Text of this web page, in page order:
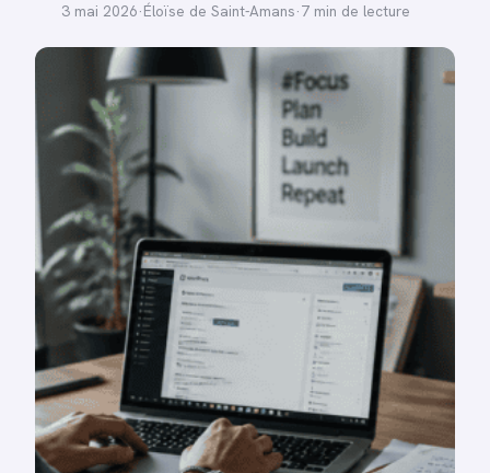
3 mai 2026·Éloïse de Saint-Amans·7 min de lecture